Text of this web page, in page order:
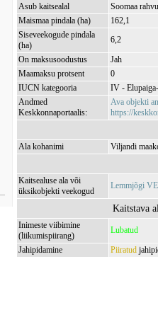
Asub kaitsealal
Soomaa
Maismaa pindala (ha)
162,1
Siseveekogude pindala
(ha)
6,2
On maksusoodustus
Jah
Maamaksu protsent
0
IUCN kategooria
IV -
Andmed
Keskkonnaportaalis:
Ava objekti
https://
Ala kohanimi Viljandi
Kaitsealuse ala või
üksikobjekti veekogud
Lemmjõgi
Kaitstava
Inimeste viibimine
(liikumispiirang)
Lubatud
Jahipidamine
Piiratud